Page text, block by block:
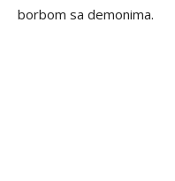
borbom sa demonima.